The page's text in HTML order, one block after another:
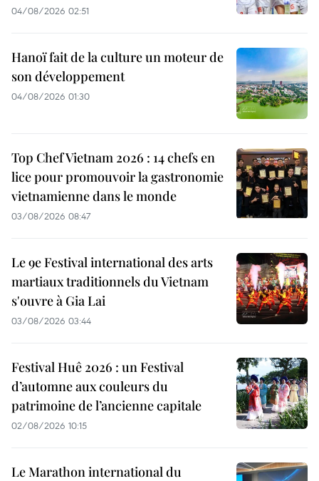
04/08/2026 02:51
Hanoï fait de la culture un moteur de
son développement
04/08/2026 01:30
Top Chef Vietnam 2026 : 14 chefs en
lice pour promouvoir la gastronomie
vietnamienne dans le monde
03/08/2026 08:47
Le 9e Festival international des arts
martiaux traditionnels du Vietnam
s'ouvre à Gia Lai
03/08/2026 03:44
Festival Huê 2026 : un Festival
d’automne aux couleurs du
patrimoine de l’ancienne capitale
02/08/2026 10:15
Le Marathon international du